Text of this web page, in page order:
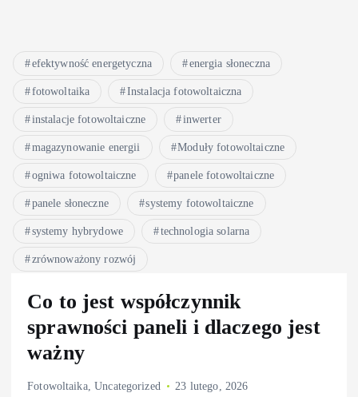
efektywność energetyczna energia słoneczna
fotowoltaika Instalacja fotowoltaiczna
instalacje fotowoltaiczne inwerter
magazynowanie energii Moduły fotowoltaiczne
ogniwa fotowoltaiczne panele fotowoltaiczne
panele słoneczne systemy fotowoltaiczne
systemy hybrydowe technologia solarna
zrównoważony rozwój
Co to jest współczynnik
sprawności paneli i dlaczego jest
ważny
Fotowoltaika,Uncategorized 23 lutego, 2026